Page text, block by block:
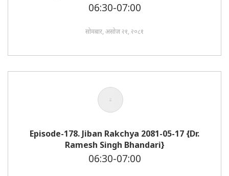
06:30-07:00
सोमबार, असोज २१, २०८१
Episode-178. Jiban Rakchya 2081-05-17 {Dr.
Ramesh Singh Bhandari}
06:30-07:00